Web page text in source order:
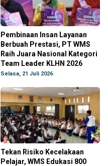
Pembinaan Insan Layanan
Berbuah Prestasi, PT WMS
Raih Juara Nasional Kategori
Team Leader KLHN 2026
Selasa, 21 Juli 2026
Tekan Risiko Kecelakaan
Pelajar, WMS Edukasi 800